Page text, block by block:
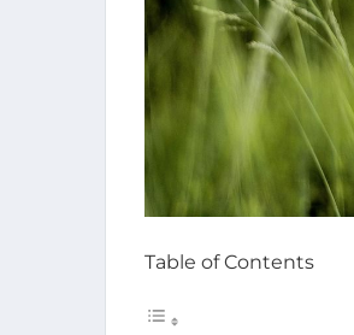
Table of Contents